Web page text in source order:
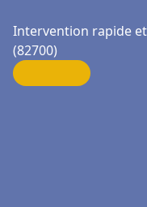
Intervention rapide
(82700)